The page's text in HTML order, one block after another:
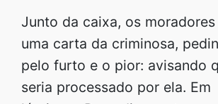
Junto da caixa, os
uma carta da criminosa,
pelo furto e o pior: avisando
seria processado por ela. Em